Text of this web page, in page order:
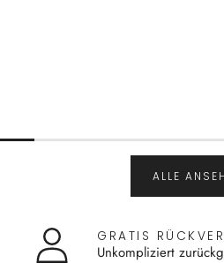
ALLE
GRATIS
Unkompliziert